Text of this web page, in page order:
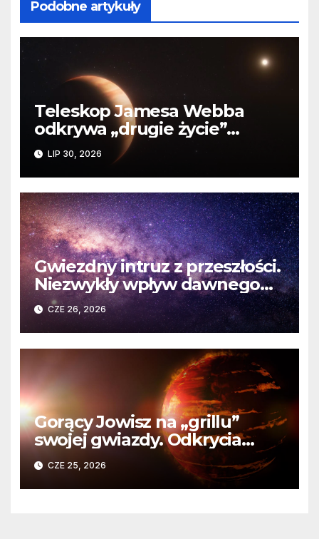
Podobne artykuły
Teleskop Jamesa Webba
odkrywa „drugie życie”
planety krążącej wokół
martwej gwiazdy
LIP 30, 2026
Gwiezdny intruz z przeszłości.
Niezwykły wpływ dawnego
spotkania na komety Układu
Słonecznego
CZE 26, 2026
Gorący Jowisz na „grillu”
swojej gwiazdy. Odkrycia
Teleskopu Webba o HD
80606 b
CZE 25, 2026